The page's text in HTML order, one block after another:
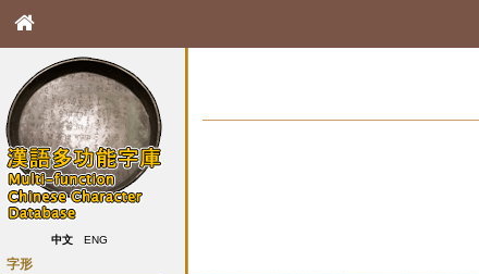
中文 ENG
字形